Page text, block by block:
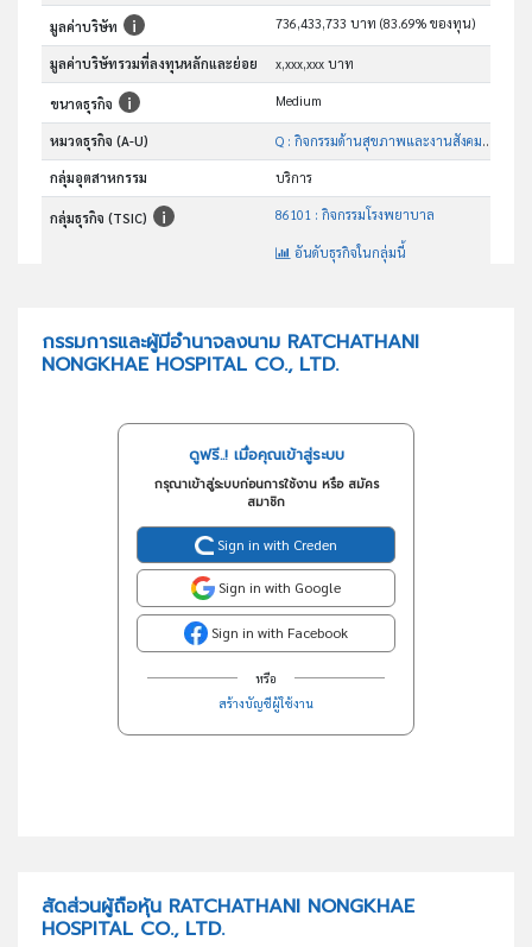
มูลค่าบริษัท 736,433,733 บาท (83.69% ของทุน)
มูลค่าบริษัทรวมที่ลงทุนหลักและย่อย x,xxx,xxx บาท
ขนาดธุรกิจ Medium
หมวดธุรกิจ (A-U) Q : กิจกรรมด้านสุขภาพและงานสังคมสงเคราะห์
กลุ่มอุตสาหกรรม บริการ
กลุ่มธุรกิจ (TSIC) 86101 : กิจกรรมโรงพยาบาล
อันดับธุรกิจในกลุ่มนี้
กรรมการและผู้มีอำนาจลงนาม RATCHATHANI
NONGKHAE HOSPITAL CO., LTD.
ดูฟรี..! เมื่อคุณเข้าสู่ระบบ
กรุณาเข้าสู่ระบบก่อนการใช้งาน หรือ สมัคร
สมาชิก
Sign in with Creden
Sign in with Google
Sign in with Facebook
หรือ
สร้างบัญชีผู้ใช้งาน
สัดส่วนผู้ถือหุ้น RATCHATHANI NONGKHAE
HOSPITAL CO., LTD.